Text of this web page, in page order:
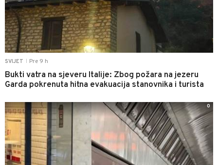
SVIJET Pre 9 h
Bukti vatra na sjeveru Italije: Zbog požara na jezeru
Garda pokrenuta hitna evakuacija stanovnika i turista
0